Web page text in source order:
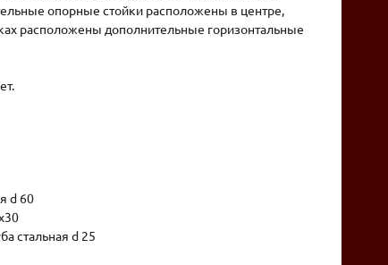
опорные стойки расположены в центре,
расположены дополнительные горизонтальные
d 60
стальная d 25